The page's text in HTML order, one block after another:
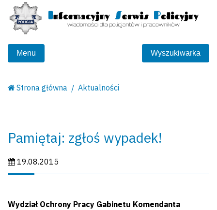
Menu Wyszukiwarka
Strona główna Aktualności
Pamiętaj: zgłoś wypadek!
Data publikacji:
19.08.2015
Wydział Ochrony Pracy Gabinetu Komendanta